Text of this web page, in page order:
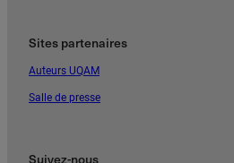
Sites partenaires
Auteurs UQAM
Salle de presse
Suivez-nous